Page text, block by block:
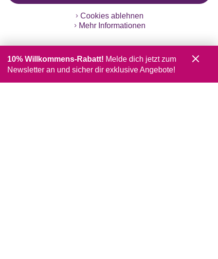
Cookies ablehnen
Mehr Informationen
10% Willkommens-Rabatt! Melde dich jetzt zum
Newsletter an und sicher dir exklusive Angebote!